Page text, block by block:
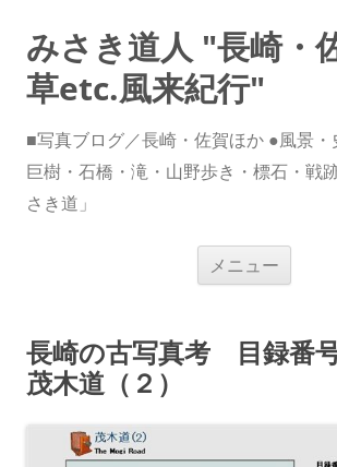
みさき道人 "長崎・
草etc.風来紀行"
■写真ブログ／長崎・佐賀ほか ●風景・
巨樹・石橋・滝・山野歩き・標石・戦
さき道」
メニュー
ス
キ
長崎の古写真考 目録番
茂木道（２）